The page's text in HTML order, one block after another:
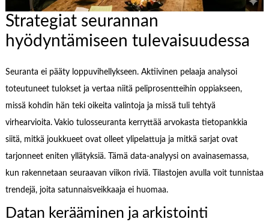
Strategiat seurannan
hyödyntämiseen tulevaisuudessa
Seuranta ei pääty loppuvihellykseen. Aktiivinen pelaaja analysoi
toteutuneet tulokset ja vertaa niitä peliprosentteihin oppiakseen,
missä kohdin hän teki oikeita valintoja ja missä tuli tehtyä
virhearvioita. Vakio tulosseuranta kerryttää arvokasta tietopankkia
siitä, mitkä joukkueet ovat olleet ylipelattuja ja mitkä sarjat ovat
tarjonneet eniten yllätyksiä. Tämä data-analyysi on avainasemassa,
kun rakennetaan seuraavan viikon riviä. Tilastojen avulla voit tunnistaa
trendejä, joita satunnaisveikkaaja ei huomaa.
Datan kerääminen ja arkistointi